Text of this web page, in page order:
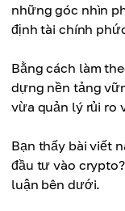
những góc nhìn
định tài chính
Bằng cách làm
dựng nền tảng
vừa quản lý rủi ro
Bạn thấy bài viết
đầu tư vào
luận bên dưới.